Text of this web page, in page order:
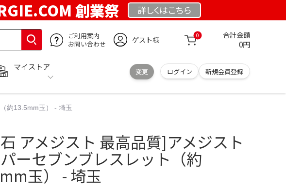
創業祭 詳しくはこちら
ご利用案内
お問い合わせ
ゲスト様 0 合計金額
0円
マイストア
変更 ログイン 新規会員登録
約13.5mm玉） - 埼玉
アメジスト 最高品質]アメジスト
ーセブンブレスレット（約
玉） - 埼玉